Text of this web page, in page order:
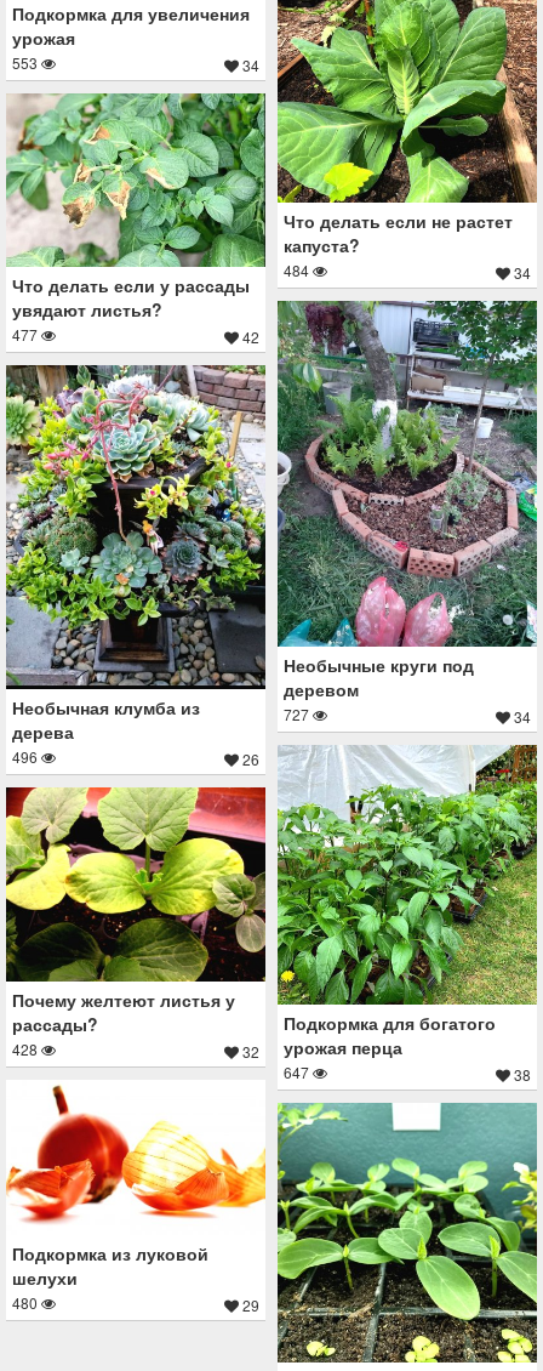
Подкормка для увеличения
урожая
553 34
Что делать если не растет
капуста?
484 34
Что делать если у рассады
увядают листья?
477 42
Необычные круги под
деревом
727 34
Необычная клумба из
дерева
496 26
Подкормка для богатого
урожая перца
647 38
Почему желтеют листья у
рассады?
428 32
Подкормка из луковой
шелухи
480 29